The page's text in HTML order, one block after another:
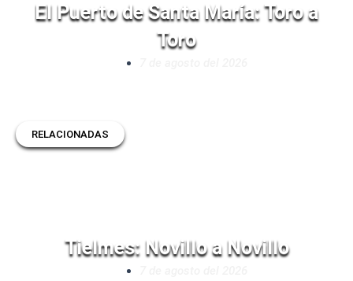
El Puerto de Santa María: Toro a
Toro
RELACIONADAS
Tielmes: Novillo a Novillo